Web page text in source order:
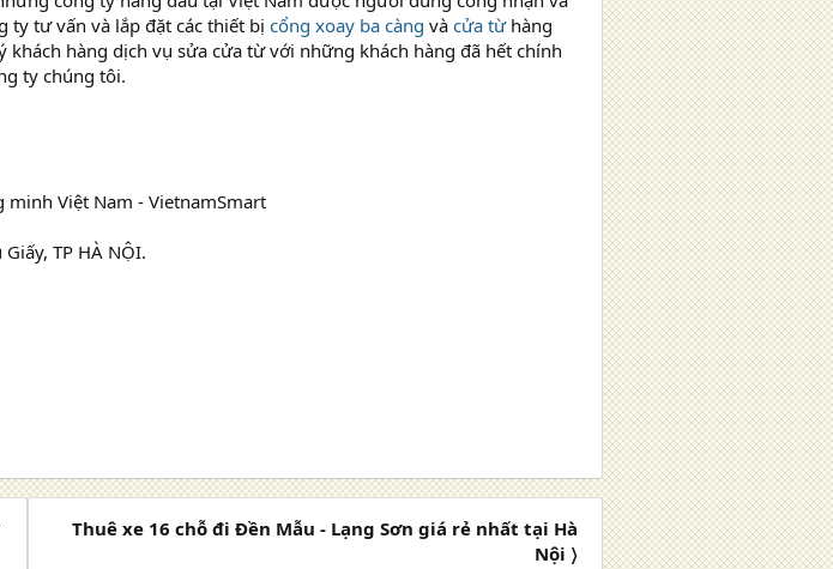
tư vấn và lắp đặt các thiết bị cổng xoay ba càng và cửa từhàng
hàng dịch vụ sửa cửa từ với những khách hàng đã hết chính
ty chúng tôi.
Việt Nam - VietnamSmart
TP HÀ NỘI.
Thuê xe 16 chỗ đi Đền Mẫu - Lạng Sơn giá rẻ nhất tại Hà
Nội 〉